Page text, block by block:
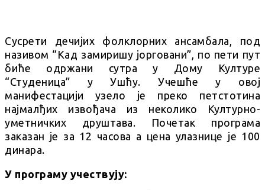
Сусрети дечијих фолклорних ансамбала, под
називом “Кад замиришу јорговани”, по пети пут
биће одржани сутра у Дому Културе
“Студеница” у Ушћу. Учешће у овој
манифестацији узело је преко петстотина
најмалђих извођача из неколико Културно-
уметничких друштава. Почетак програма
заказан је за 12 часова а цена улазнице је 100
динара.
У програму учествују: